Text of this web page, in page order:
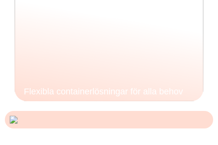
Flexibla containerlösningar för alla behov